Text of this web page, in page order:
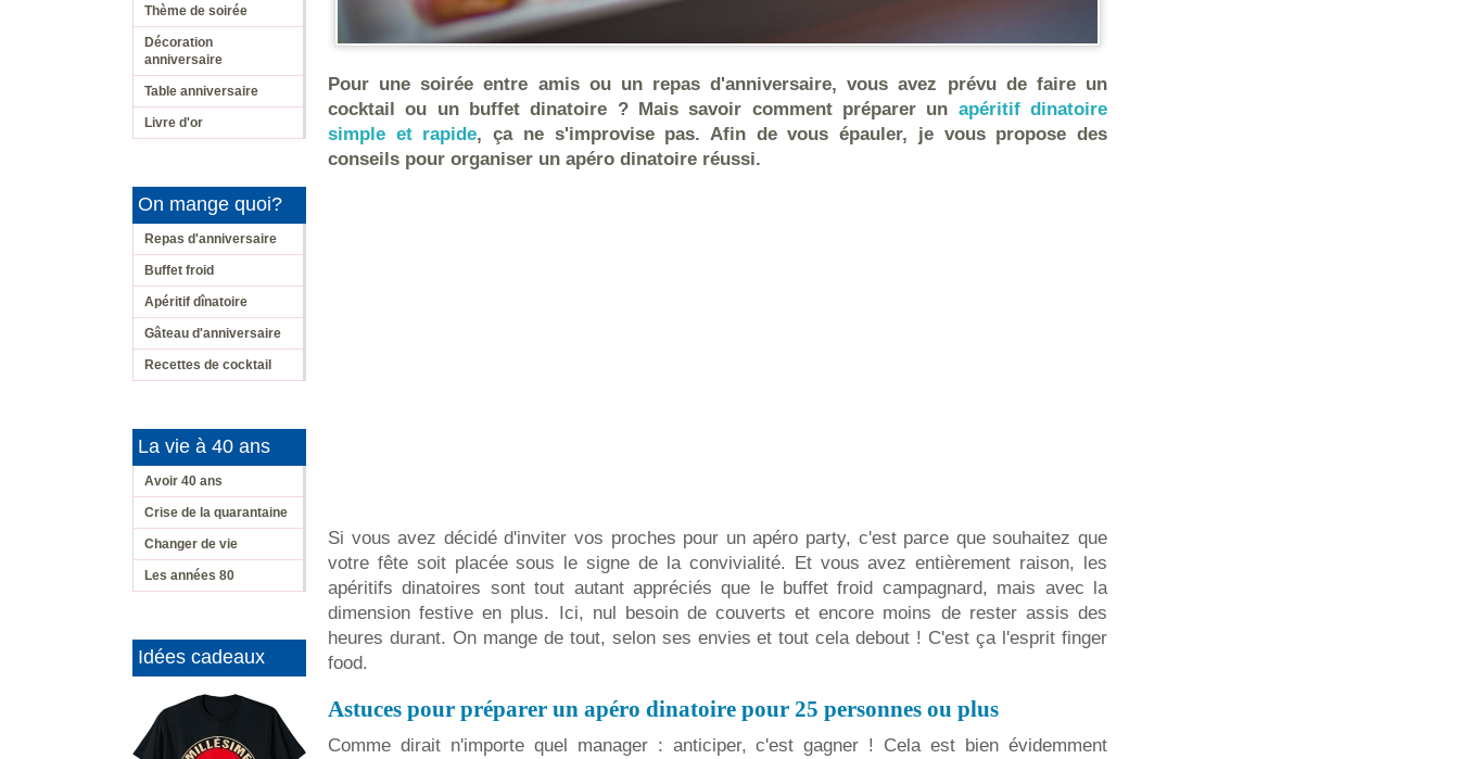
Thème de soirée
Décoration
anniversaire
Table anniversaire
Livre d'or
On mange quoi?
Repas d'anniversaire
Buffet froid
Apéritif dînatoire
Gâteau d'anniversaire
Recettes de cocktail
La vie à 40 ans
Avoir 40 ans
Crise de la quarantaine
Changer de vie
Les années 80
Idées cadeaux
Pour une soirée entre amis ou un repas d'anniversaire, vous avez prévu de faire un
cocktail ou un buffet dinatoire ? Mais savoir comment préparer un apéritif dinatoire
simple et rapide, ça ne s'improvise pas. Afin de vous épauler, je vous propose des
conseils pour organiser un apéro dinatoire réussi.
Si vous avez décidé d'inviter vos proches pour un apéro party, c'est parce que souhaitez que
votre fête soit placée sous le signe de la convivialité. Et vous avez entièrement raison, les
apéritifs dinatoires sont tout autant appréciés que le buffet froid campagnard, mais avec la
dimension festive en plus. Ici, nul besoin de couverts et encore moins de rester assis des
heures durant. On mange de tout, selon ses envies et tout cela debout ! C'est ça l'esprit finger
food.
Astuces pour préparer un apéro dinatoire pour 25 personnes ou plus
Comme dirait n'importe quel manager : anticiper, c'est gagner ! Cela est bien évidemment